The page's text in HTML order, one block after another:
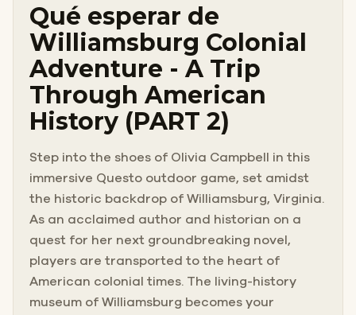
Qué esperar de
Williamsburg Colonial
Adventure - A Trip
Through American
History (PART 2)
Step into the shoes of Olivia Campbell in this
immersive Questo outdoor game, set amidst
the historic backdrop of Williamsburg, Virginia.
As an acclaimed author and historian on a
quest for her next groundbreaking novel,
players are transported to the heart of
American colonial times. The living-history
museum of Williamsburg becomes your